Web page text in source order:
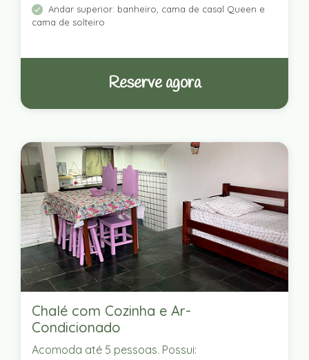
Andar superior: banheiro, cama de casal Queen e
cama de solteiro
Reserve agora
Chalé com Cozinha e Ar-
Condicionado
Acomoda até 5 pessoas. Possui: